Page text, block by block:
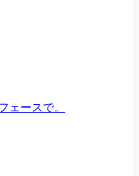
ェースで。